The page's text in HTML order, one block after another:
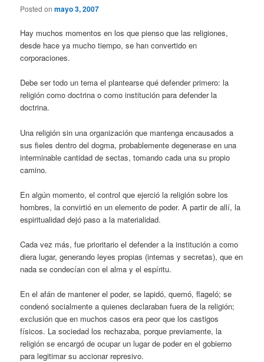
Posted onmayo 3, 2007
Hay muchos momentos en los que pienso que las religiones,
desde hace ya mucho tiempo, se han convertido en
corporaciones.
Debe ser todo un tema el plantearse qué defender primero: la
religión como doctrina o como institución para defender la
doctrina.
Una religión sin una organización que mantenga encausados a
sus fieles dentro del dogma, probablemente degenerase en una
interminable cantidad de sectas, tomando cada una su propio
camino.
En algún momento, el control que ejerció la religión sobre los
hombres, la convirtió en un elemento de poder. A partir de allí, la
espiritualidad dejó paso a la materialidad.
Cada vez más, fue prioritario el defender a la institución a como
diera lugar, generando leyes propias (internas y secretas), que en
nada se condecían con el alma y el espíritu.
En el afán de mantener el poder, se lapidó, quemó, flageló; se
condenó socialmente a quienes declaraban fuera de la religión;
exclusión que en muchos casos era peor que los castigos
físicos. La sociedad los rechazaba, porque previamente, la
religión se encargó de ocupar un lugar de poder en el gobierno
para legitimar su accionar represivo.